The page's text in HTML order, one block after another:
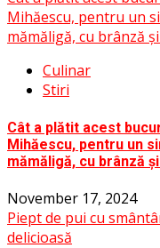
Mihăescu, pentru un
mămăligă, cu brânză
Culinar
Stiri
Cât a plătit acest
Mihăescu, pentru un
mămăligă, cu brânză
November 17, 2024
Piept de pui cu
delicioasă